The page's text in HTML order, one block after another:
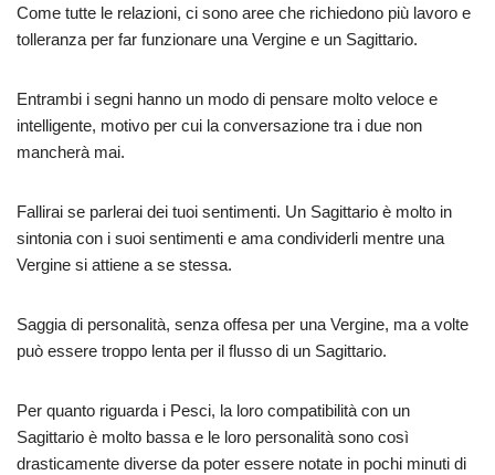
Come tutte le relazioni, ci sono aree che richiedono più lavoro e
tolleranza per far funzionare una Vergine e un Sagittario.
Entrambi i segni hanno un modo di pensare molto veloce e
intelligente, motivo per cui la conversazione tra i due non
mancherà mai.
Fallirai se parlerai dei tuoi sentimenti. Un Sagittario è molto in
sintonia con i suoi sentimenti e ama condividerli mentre una
Vergine si attiene a se stessa.
Saggia di personalità, senza offesa per una Vergine, ma a volte
può essere troppo lenta per il flusso di un Sagittario.
Per quanto riguarda i Pesci, la loro compatibilità con un
Sagittario è molto bassa e le loro personalità sono così
drasticamente diverse da poter essere notate in pochi minuti di